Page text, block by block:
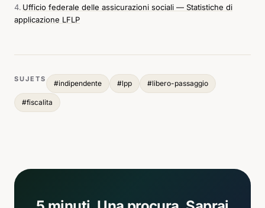
Ufficio federale delle assicurazioni sociali — Statistiche di
applicazione LFLP
SUJETS #indipendente #lpp #libero-passaggio
#fiscalita